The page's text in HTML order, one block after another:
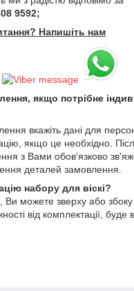
9592;
Напишіть нам
якщо потрібне
вкажіть дані для
якщо це необхідно.
з Вами обов'язково
деталей замовлення.
набору для віскі?
можете зверху або збоку
від комплектації, буде